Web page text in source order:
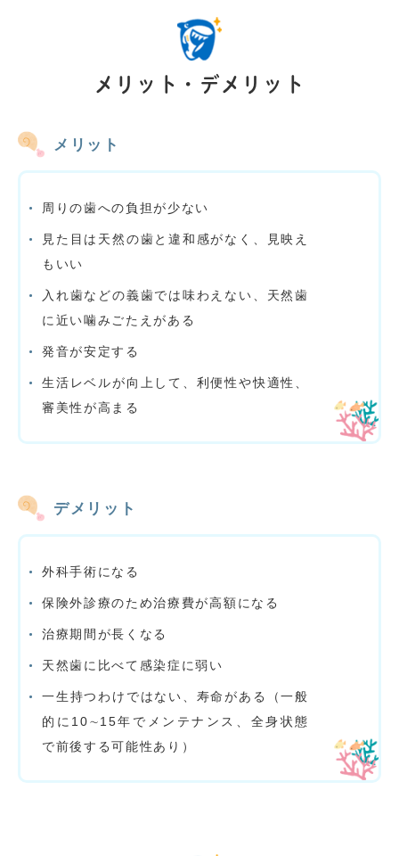
メリット・デメリット
メリット
周りの歯への負担が少ない
見た目は天然の歯と違和感がなく、見映え
もいい
入れ歯などの義歯では味わえない、天然歯
に近い噛みごたえがある
発音が安定する
生活レベルが向上して、利便性や快適性、
審美性が高まる
デメリット
外科手術になる
保険外診療のため治療費が高額になる
治療期間が長くなる
天然歯に比べて感染症に弱い
一生持つわけではない、寿命がある（一般
的に10∼15年でメンテナンス、全身状態
で前後する可能性あり）